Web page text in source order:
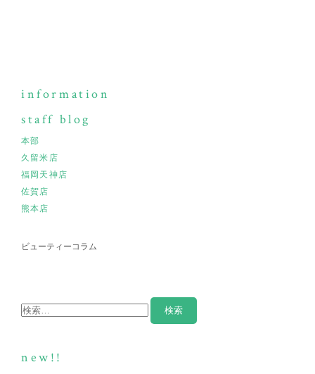
information
staff blog
本部
久留米店
福岡天神店
佐賀店
熊本店
ビューティーコラム
new!!